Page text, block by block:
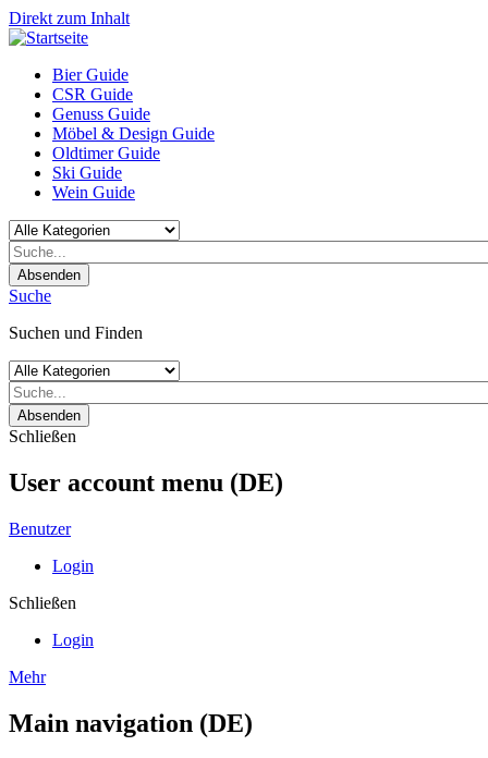
Direkt zum Inhalt
Bier Guide
CSR Guide
Genuss Guide
Möbel & Design Guide
Oldtimer Guide
Ski Guide
Wein Guide
Absenden
Suche
Suchen und Finden
Absenden
Schließen
User account menu (DE)
Benutzer
Login
Schließen
Login
Mehr
Main navigation (DE)